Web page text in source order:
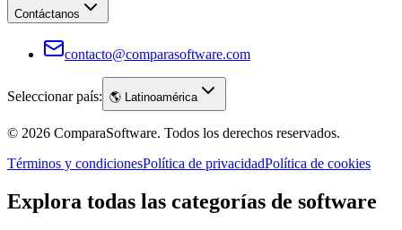
Contáctanos
contacto@comparasoftware.com
Seleccionar país: 🌎 Latinoamérica
© 2026 ComparaSoftware. Todos los derechos reservados.
Términos y condicionesPolítica de privacidadPolítica de cookies
Explora todas las categorías de software